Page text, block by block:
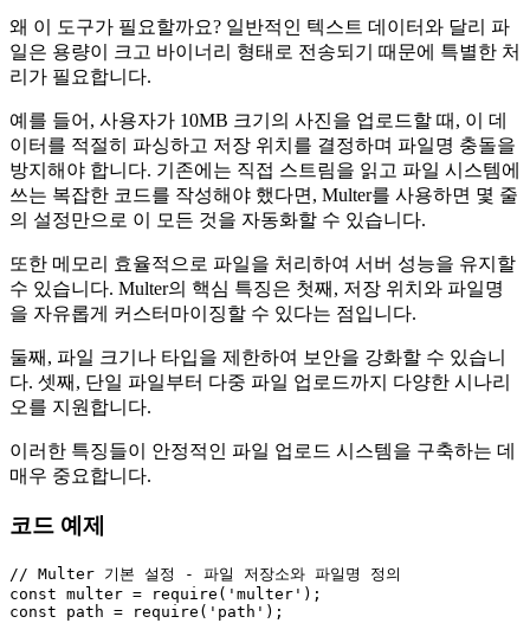
왜 이 도구가 필요할까요? 일반적인 텍스트 데이터와 달리 파
일은 용량이 크고 바이너리 형태로 전송되기 때문에 특별한 처
리가 필요합니다.
예를 들어, 사용자가 10MB 크기의 사진을 업로드할 때, 이 데
이터를 적절히 파싱하고 저장 위치를 결정하며 파일명 충돌을
방지해야 합니다. 기존에는 직접 스트림을 읽고 파일 시스템에
쓰는 복잡한 코드를 작성해야 했다면, Multer를 사용하면 몇 줄
의 설정만으로 이 모든 것을 자동화할 수 있습니다.
또한 메모리 효율적으로 파일을 처리하여 서버 성능을 유지할
수 있습니다. Multer의 핵심 특징은 첫째, 저장 위치와 파일명
을 자유롭게 커스터마이징할 수 있다는 점입니다.
둘째, 파일 크기나 타입을 제한하여 보안을 강화할 수 있습니
다. 셋째, 단일 파일부터 다중 파일 업로드까지 다양한 시나리
오를 지원합니다.
이러한 특징들이 안정적인 파일 업로드 시스템을 구축하는 데
매우 중요합니다.
코드 예제
// Multer 기본 설정 - 파일 저장소와 파일명 정의
const multer = require ( 'multer'
const path = require ( 'path' );